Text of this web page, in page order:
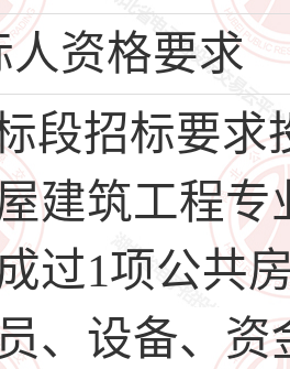
人资格要求
段招标要
建筑工程
过1项公共
、设备、